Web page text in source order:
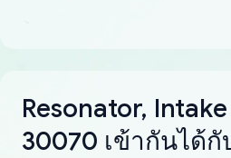
Resonator,
30070 เข้ากันได้กั